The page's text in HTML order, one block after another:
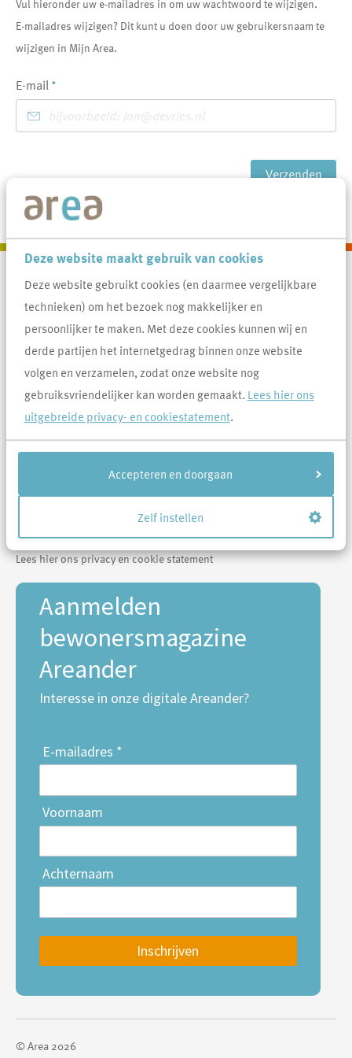
Deze website maakt gebruik van cookies
Deze website gebruikt cookies (en daarmee vergelijkbare
technieken) om het bezoek nog makkelijker en
persoonlijker te maken. Met deze cookies kunnen wij en
derde partijen het internetgedrag binnen onze website
volgen en verzamelen, zodat onze website nog
gebruiksvriendelijker kan worden gemaakt. Lees hier ons
uitgebreide privacy- en cookiestatement.
Accepteren en doorgaan
Zelf instellen
Vul hieronder uw e-mailadres in om uw wachtwoord te wijzigen.
E-mailadres wijzigen? Dit kunt u doen door uw gebruikersnaam te
wijzigen in Mijn Area.
E-mail *
Verzenden
Contactinformatie
Area
0413 388 044
info@areawonen.nl
Laat Wonen Leven
Area verhuurt ruim 8.700 woningen in de regio Uden-Veghel. We
willen dat mensen hier goed kunnen wonen, in levendige dorpen
Lees hier ons privacy en cookie statement
Aanmelden
bewonersmagazine
Areander
Interesse in onze digitale Areander?
E-mailadres *
Voornaam
Achternaam
Inschrijven
© Area 2026